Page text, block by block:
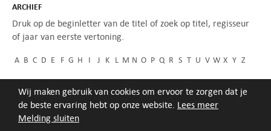
Melding sluiten
Wij maken gebruik van cookies om ervoor te zorgen dat je
de beste ervaring hebt op onze website. Lees meer
ARCHIEF
Druk op de beginletter van de titel of zoek op titel, regisseur
of jaar van eerste vertoning.
A B C D E F G H I J K L M N O P Q R S T U V W X Y Z